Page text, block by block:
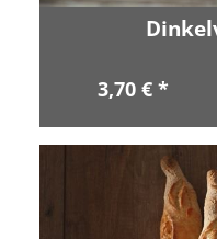
3,70 € *